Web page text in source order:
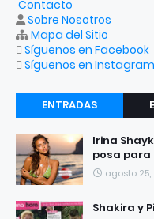
Contacto
Sobre Nosotros
Mapa del Sitio
Síguenos en Facebook
Síguenos en Instagram
ENTRADAS
RECIENTES
Irina
posa para
agosto 25,
Shakira y